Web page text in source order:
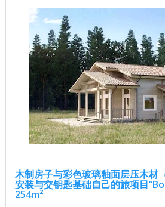
木制房子与彩色玻璃釉面层压木材
安装与交钥匙基础自己的旅项目
254m²